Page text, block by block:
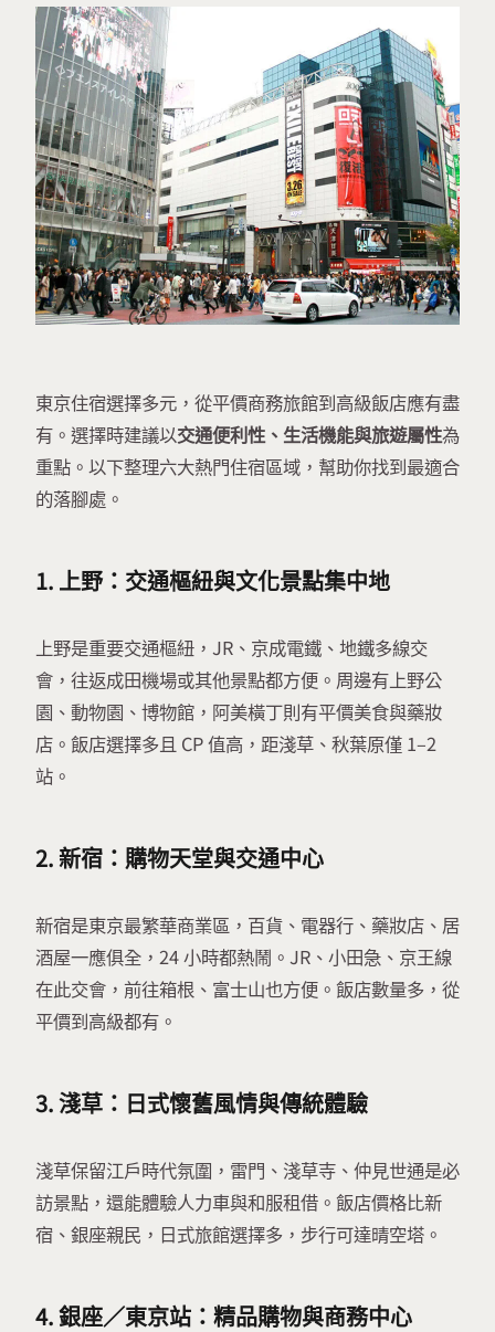
東京住宿選擇多元，從平價商務旅館到高級飯店應有盡
有。選擇時建議以交通便利性、生活機能與旅遊屬性為
重點。以下整理六大熱門住宿區域，幫助你找到最適合
的落腳處。
1. 上野：交通樞紐與文化景點集中地
上野是重要交通樞紐，JR、京成電鐵、地鐵多線交
會，往返成田機場或其他景點都方便。周邊有上野公
園、動物園、博物館，阿美橫丁則有平價美食與藥妝
店。飯店選擇多且 CP 值高，距淺草、秋葉原僅 1–2
站。
2.新宿：購物天堂與交通中心
新宿是東京最繁華商業區，百貨、電器行、藥妝店、居
酒屋一應俱全，24 小時都熱鬧。JR、小田急、京王線
在此交會，前往箱根、富士山也方便。飯店數量多，從
平價到高級都有。
3.淺草：日式懷舊風情與傳統體驗
淺草保留江戶時代氛圍，雷門、淺草寺、仲見世通是必
訪景點，還能體驗人力車與和服租借。飯店價格比新
宿、銀座親民，日式旅館選擇多，步行可達晴空塔。
4.銀座／東京站：精品購物與商務中心